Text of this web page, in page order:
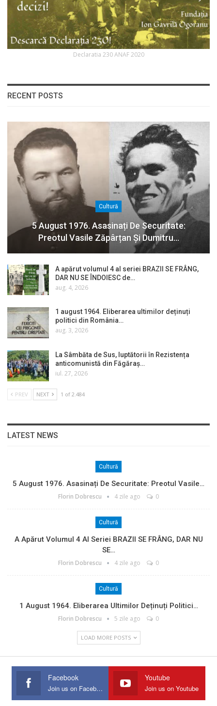
Declaratia 230 ANAF 2020
RECENT POSTS
Cultură
5 August 1976. Asasinați De Securitate:
Preotul Vasile Zăpârțan Și Dumitru…
A apărut volumul 4 al seriei BRAZII SE FRÂNG,
DAR NU SE ÎNDOIESC de…
aug. 4, 2026
1 august 1964. Eliberarea ultimilor deținuți
politici din România…
aug. 3, 2026
La Sâmbăta de Sus, luptătorii în Rezistența
anticomunistă din Făgăraș…
iul. 27, 2026
PREV NEXT 1 of 2.484
LATEST NEWS
Cultură
5 August 1976. Asasinați De Securitate: Preotul Vasile…
Florin Dobrescu 4 zile ago 0
Cultură
A Apărut Volumul 4 Al Seriei BRAZII SE FRÂNG, DAR NU
SE…
Florin Dobrescu 4 zile ago 0
Cultură
1 August 1964. Eliberarea Ultimilor Deținuți Politici…
Florin Dobrescu 5 zile ago 0
LOAD MORE POSTS
Facebook
Join us on Facebook
Youtube
Join us on Youtube